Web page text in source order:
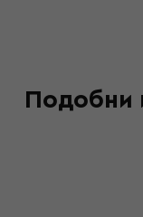
Подобни